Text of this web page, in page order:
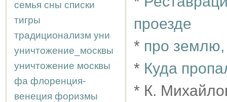
семья сны списки
тигры
традиционализм уни
уничтожение_москвы
уничтожение москвы
фа флоренция-
венеция форизмы
проезде
* про землю,
* Куда
* К.